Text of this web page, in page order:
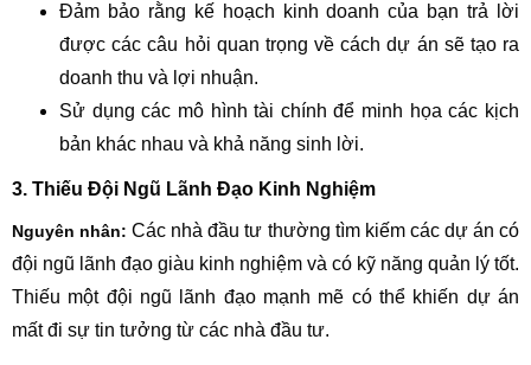
Đảm bảo rằng kế hoạch kinh doanh của bạn trả lời
được các câu hỏi quan trọng về cách dự án sẽ tạo ra
doanh thu và lợi nhuận.
Sử dụng các mô hình tài chính để minh họa các kịch
bản khác nhau và khả năng sinh lời.
3. Thiếu Đội Ngũ Lãnh Đạo Kinh Nghiệm
Nguyên nhân: Các nhà đầu tư thường tìm kiếm các dự án có
đội ngũ lãnh đạo giàu kinh nghiệm và có kỹ năng quản lý tốt.
Thiếu một đội ngũ lãnh đạo mạnh mẽ có thể khiến dự án
mất đi sự tin tưởng từ các nhà đầu tư.